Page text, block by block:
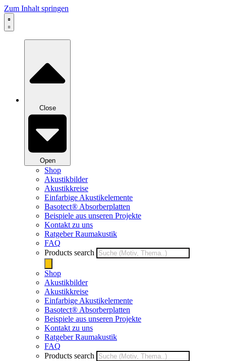
Zum Inhalt springen
Close
Open
Shop
Akustikbilder
Akustikkreise
Einfarbige Akustikelemente
Basotect® Absorberplatten
Beispiele aus unseren Projekte
Kontakt zu uns
Ratgeber Raumakustik
FAQ
Products search
Shop
Akustikbilder
Akustikkreise
Einfarbige Akustikelemente
Basotect® Absorberplatten
Beispiele aus unseren Projekte
Kontakt zu uns
Ratgeber Raumakustik
FAQ
Products search